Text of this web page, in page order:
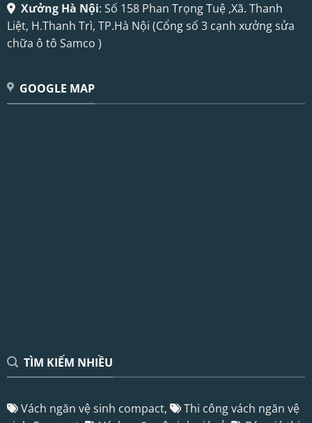
Xưởng Hà Nội: Số 158 Phan Trọng Tuệ ,Xã. Thanh
Liệt, H.Thanh Trì, TP.Hà Nội (Cổng số 3 cạnh xưởng sửa
chữa ô tô Samco )
GOOGLE MAP
TÌM KIẾM NHIỀU
Vách ngăn vệ sinh compact,
Thi công vách ngăn vệ